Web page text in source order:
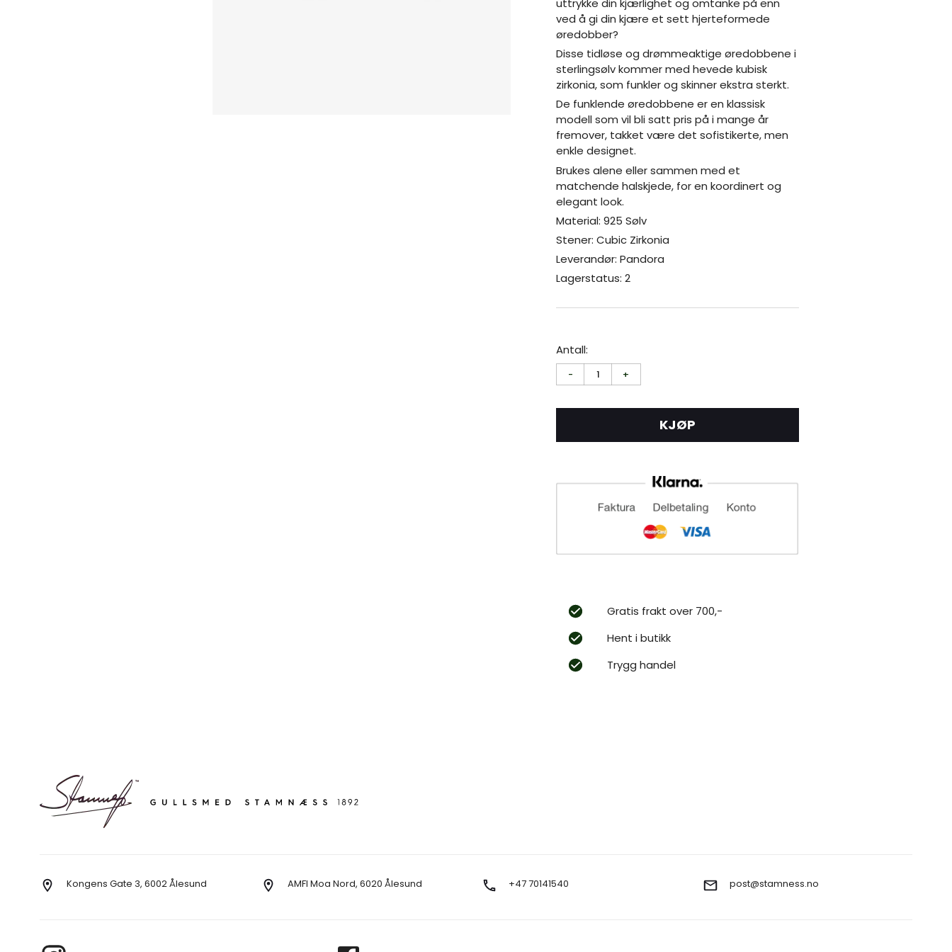
uttrykke din kjærlighet og omtanke på enn
ved å gi din kjære et sett hjerteformede
øredobber?
Disse tidløse og drømmeaktige øredobbene i
sterlingsølv kommer med hevede kubisk
zirkonia, som funkler og skinner ekstra sterkt.
De funklende øredobbene er en klassisk
modell som vil bli satt pris på i mange år
fremover, takket være det sofistikerte, men
enkle designet.
Brukes alene eller sammen med et
matchende halskjede, for en koordinert og
elegant look.
Material: 925 Sølv
Stener: Cubic Zirkonia
Leverandør: Pandora
Lagerstatus: 2
Antall:
- 1 +
KJØP
Gratis frakt over 700,-
Hent i butikk
Trygg handel
Kongens Gate 3, 6002 Ålesund AMFI Moa Nord, 6020 Ålesund +47 70141540 post@stamness.no